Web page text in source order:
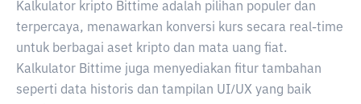
Kalkulator kripto Bittime adalah pilihan populer dan
terpercaya, menawarkan konversi kurs secara real-time
untuk berbagai aset kripto dan mata uang fiat.
Kalkulator Bittime juga menyediakan fitur tambahan
seperti data historis dan tampilan UI/UX yang baik